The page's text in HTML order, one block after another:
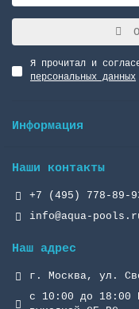
Я прочитал и
персональных данных
Информация
Наши контакты
+7 (495) 778-89-
info@aqua-
Наш адрес
г. Москва, ул.
с 10:00 до 18:00